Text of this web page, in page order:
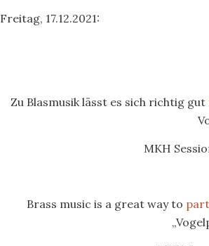
Freitag, 17.12.2021:
Zu Blasmusik lässt es sich richtig gut
MKH
Brass music is a great way to